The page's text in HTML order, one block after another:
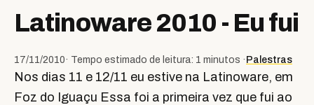
Latinoware 2010 - Eu fui
17/11/2010· Tempo estimado de leitura: 1 minutos · Palestras
Nos dias 11 e 12/11 eu estive na Latinoware, em
Foz do Iguaçu Essa foi a primeira vez que fui ao